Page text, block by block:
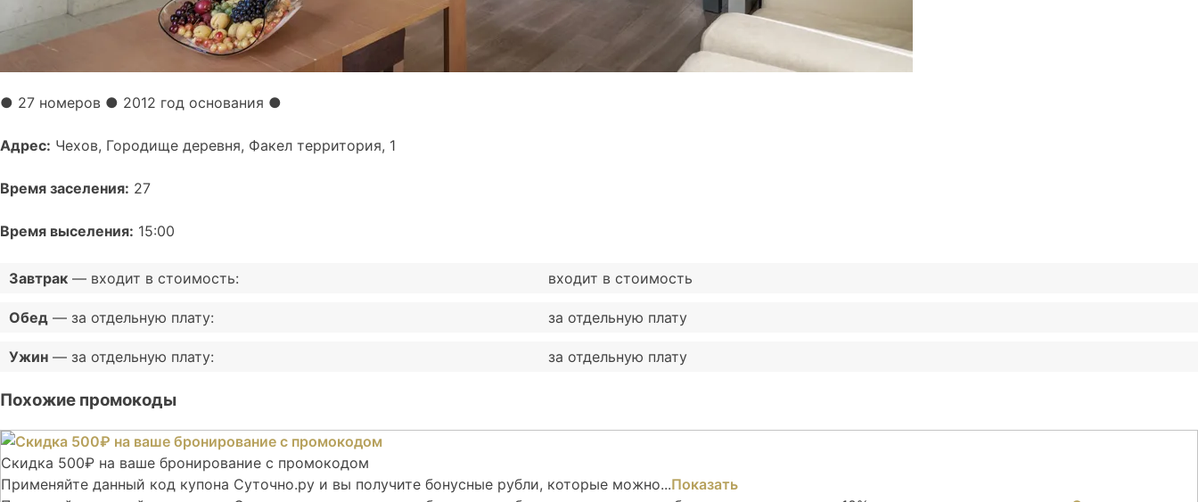
● 27 номеров ● 2012 год основания ●
Адрес: Чехов, Городище деревня, Факел территория, 1
Время заселения: 27
Время выселения: 15:00
Завтрак — входит в стоимость: входит в стоимость
Обед — за отдельную плату: за отдельную плату
Ужин — за отдельную плату: за отдельную плату
Похожие промокоды
Скидка 500₽ на ваше бронирование с промокодом
Применяйте данный код купона Суточно.ру и вы получите бонусные рубли, которые можно...Показать